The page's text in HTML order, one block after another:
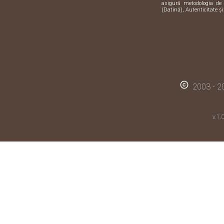
asigură metodologia
(Datină), Autenticitate
copyright 2003 -